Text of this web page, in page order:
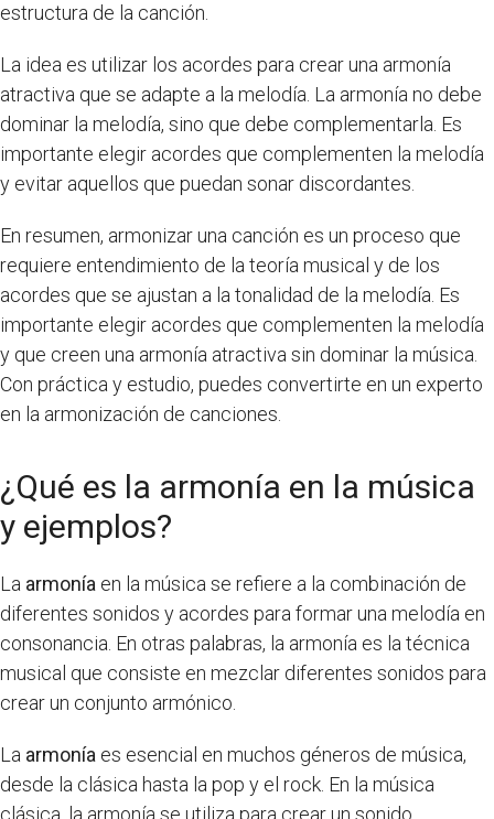
estructura de la canción.
La idea es utilizar los acordes para crear una armonía
atractiva que se adapte a la melodía. La armonía no debe
dominar la melodía, sino que debe complementarla. Es
importante elegir acordes que complementen la melodía
y evitar aquellos que puedan sonar discordantes.
En resumen, armonizar una canción es un proceso que
requiere entendimiento de la teoría musical y de los
acordes que se ajustan a la tonalidad de la melodía. Es
importante elegir acordes que complementen la melodía
y que creen una armonía atractiva sin dominar la música.
Con práctica y estudio, puedes convertirte en un experto
en la armonización de canciones.
¿Qué es la armonía en la música
y ejemplos?
La armonía en la música se refiere a la combinación de
diferentes sonidos y acordes para formar una melodía en
consonancia. En otras palabras, la armonía es la técnica
musical que consiste en mezclar diferentes sonidos para
crear un conjunto armónico.
La armonía es esencial en muchos géneros de música,
desde la clásica hasta la pop y el rock. En la música
clásica, la armonía se utiliza para crear un sonido